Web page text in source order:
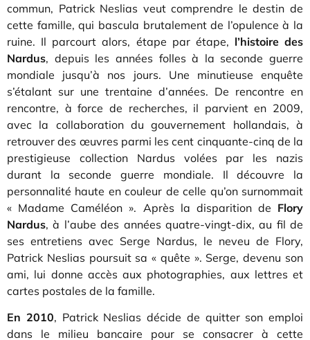
commun, Patrick Neslias veut comprendre le destin de
cette famille, qui bascula brutalement de l’opulence à la
ruine. Il parcourt alors, étape par étape, l’histoire des
Nardus, depuis les années folles à la seconde guerre
mondiale jusqu’à nos jours. Une minutieuse enquête
s’étalant sur une trentaine d’années. De rencontre en
rencontre, à force de recherches, il parvient en 2009,
avec la collaboration du gouvernement hollandais, à
retrouver des œuvres parmi les cent cinquante-cinq de la
prestigieuse collection Nardus volées par les nazis
durant la seconde guerre mondiale. Il découvre la
personnalité haute en couleur de celle qu’on surnommait
« Madame Caméléon ». Après la disparition de Flory
Nardus, à l’aube des années quatre-vingt-dix, au fil de
ses entretiens avec Serge Nardus, le neveu de Flory,
Patrick Neslias poursuit sa « quête ». Serge, devenu son
ami, lui donne accès aux photographies, aux lettres et
cartes postales de la famille.
En 2010, Patrick Neslias décide de quitter son emploi
dans le milieu bancaire pour se consacrer à cette